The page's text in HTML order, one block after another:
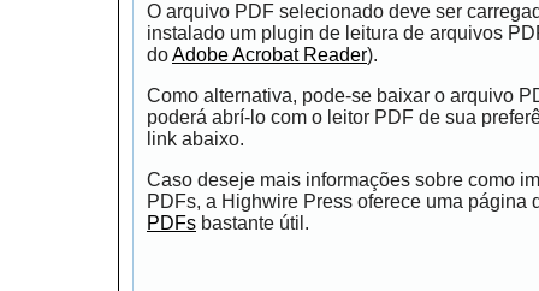
O arquivo PDF selecionado deve ser
instalado um plugin de leitura de arquivos
doAdobe Acrobat Reader).
Como alternativa, pode-se baixar o arquivo
poderá abrí-lo com o leitor PDF de sua
link abaixo.
Caso deseje mais informações sobre como
PDFs, a Highwire Press oferece uma página
PDFs bastante útil.